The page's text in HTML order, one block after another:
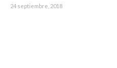
24 septiembre, 2018